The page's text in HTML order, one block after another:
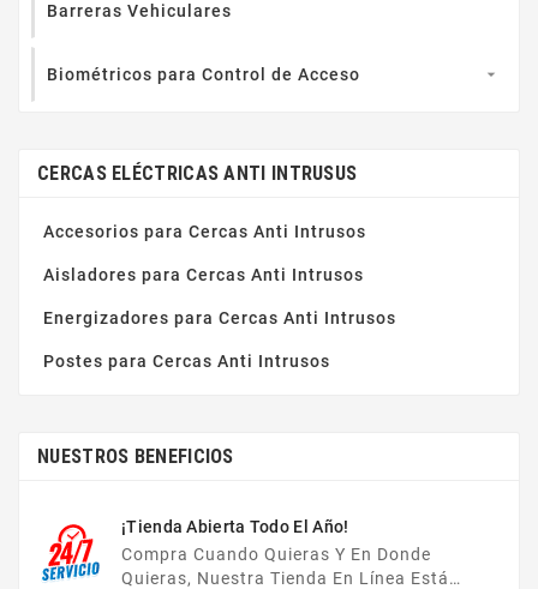
Barreras Vehiculares
Biométricos para Control de Acceso 
CERCAS ELÉCTRICAS ANTI INTRUSUS
Accesorios para Cercas Anti Intrusos
Aisladores para Cercas Anti Intrusos
Energizadores para Cercas Anti Intrusos
Postes para Cercas Anti Intrusos
NUESTROS BENEFICIOS
¡Tienda Abierta Todo El Año!
Compra Cuando Quieras Y En Donde
Quieras, Nuestra Tienda En Línea Está